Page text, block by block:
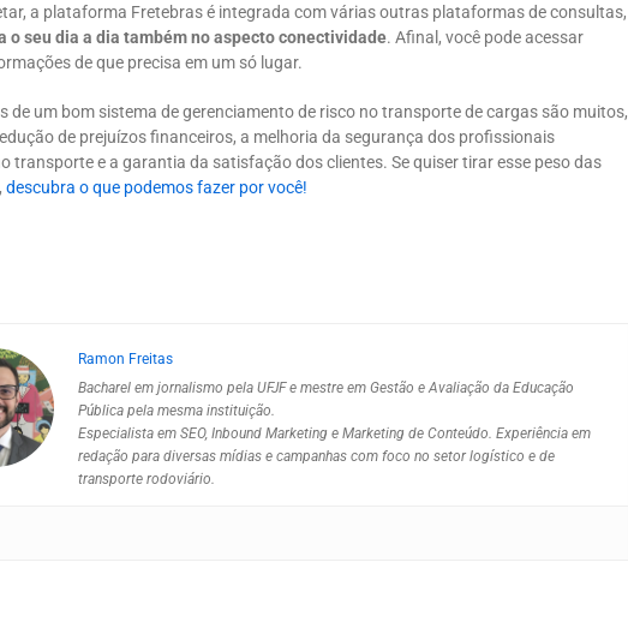
a plataforma Fretebras é integrada com várias outras plataformas de consultas,
o seu dia a dia também no aspecto conectividade. Afinal, você pode acessar
de que precisa em um só lugar.
de um bom sistema de gerenciamento de risco no transporte de cargas são muitos,
de prejuízos financeiros, a melhoria da segurança dos profissionais
transporte e a garantia da satisfação dos clientes. Se quiser tirar esse peso das
descubra o que podemos fazer por você!
Ramon Freitas
Bacharel em jornalismo pela UFJF e mestre em Gestão e Avaliação da Educação
Pública pela mesma instituição.
Especialista em SEO, Inbound Marketing e Marketing de Conteúdo. Experiência em
redação para diversas mídias e campanhas com foco no setor logístico e de
transporte rodoviário.